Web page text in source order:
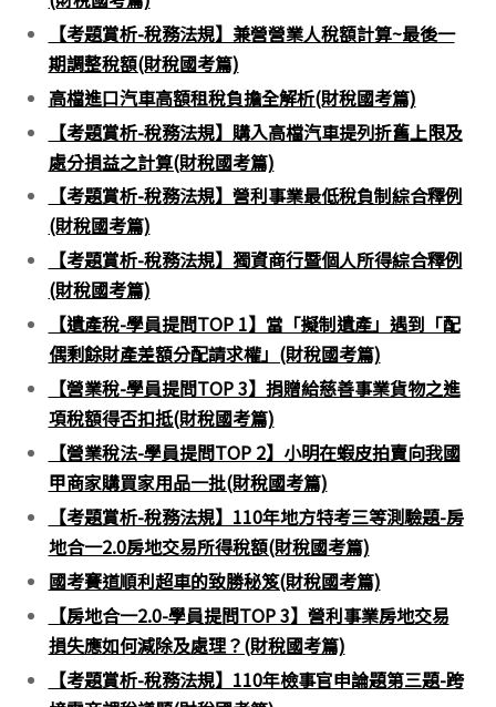
【考題賞析-稅務法規】兼營營業人稅額計算~最後一
期調整稅額(財稅國考篇)
高檔進口汽車高額租稅負擔全解析(財稅國考篇)
【考題賞析-稅務法規】購入高檔汽車提列折舊上限及
處分損益之計算(財稅國考篇)
【考題賞析-稅務法規】營利事業最低稅負制綜合釋例
(財稅國考篇)
【考題賞析-稅務法規】獨資商行暨個人所得綜合釋例
(財稅國考篇)
【遺產稅-學員提問TOP 1】當「擬制遺產」遇到「配
偶剩餘財產差額分配請求權」(財稅國考篇)
【營業稅-學員提問TOP 3】捐贈給慈善事業貨物之進
項稅額得否扣抵(財稅國考篇)
【營業稅法-學員提問TOP 2】小明在蝦皮拍賣向我國
甲商家購買家用品一批(財稅國考篇)
【考題賞析-稅務法規】110年地方特考三等測驗題-房
地合一2.0房地交易所得稅額(財稅國考篇)
國考賽道順利超車的致勝秘笈(財稅國考篇)
【房地合一2.0-學員提問TOP 3】營利事業房地交易
損失應如何減除及處理？(財稅國考篇)
【考題賞析-稅務法規】110年檢事官申論題第三題-跨